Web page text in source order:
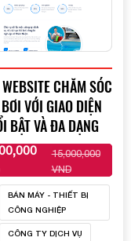
CHĂM SÓC
VỚI GIAO DIỆN
BẬT VÀ ĐA DẠNG
15,000,000
VND
XEM THÊM
BÁN MÁY - THIẾT BỊ
CÔNG NGHIỆP
CÔNG TY DỊCH VỤ